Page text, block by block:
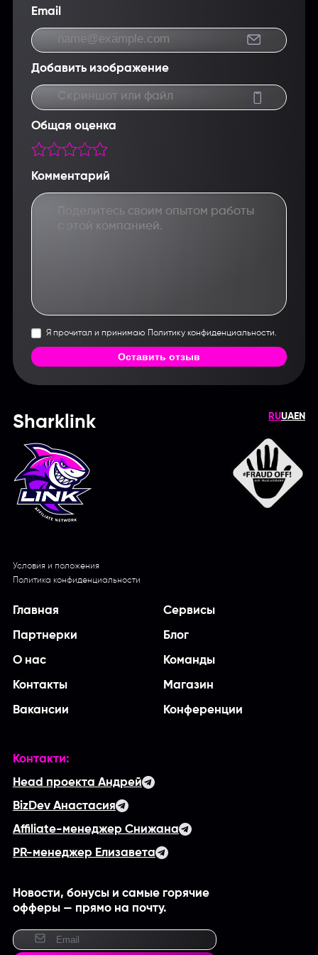
Email
Добавить изображение
Скриншот или файл
Общая оценка
Комментарий
Я прочитал и принимаю Политику конфиденциальности.
Оставить отзыв
Sharklink RUUAEN
Условия и положения
Политика конфиденциальности
Главная Сервисы
Партнерки Блог
О нас Команды
Контакты Магазин
Вакансии Конференции
Контакти:
Head проекта Андрей
BizDev Анастасия
Affiliate-менеджер Снижана
PR-менеджер Елизавета
Новости, бонусы и самые горячие
офферы — прямо на почту.